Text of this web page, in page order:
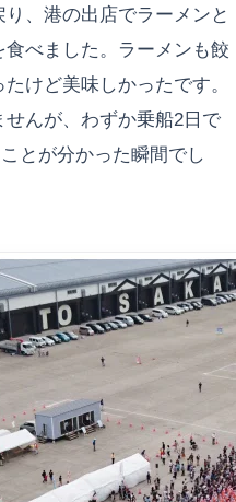
、港の出店でラーメンと
べました。ラーメンも餃
けど美味しかったです。
んが、わずか乗船2日で
とが分かった瞬間でし